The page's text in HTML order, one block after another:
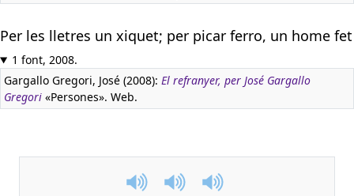
Per les lletres un xiquet; per picar ferro, un home fet
1 font, 2008.
Gargallo Gregori, José (2008): El refranyer, per José Gargallo
Gregori «Persones». Web.